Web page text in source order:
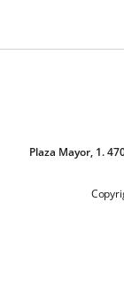
Plaza Mayor, 1.